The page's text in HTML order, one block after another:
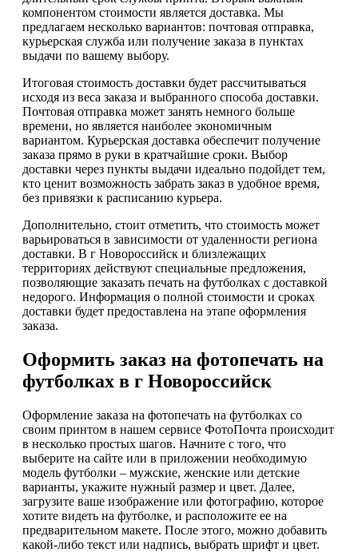
компонентом стоимости является доставка. Мы
предлагаем несколько вариантов: почтовая отправка,
курьерская служба или получение заказа в пунктах
выдачи по вашему выбору.
Итоговая стоимость доставки будет рассчитываться
исходя из веса заказа и выбранного способа доставки.
Почтовая отправка может занять немного больше
времени, но является наиболее экономичным
вариантом. Курьерская доставка обеспечит получение
заказа прямо в руки в кратчайшие сроки. Выбор
доставки через пункты выдачи идеально подойдет тем,
кто ценит возможность забрать заказ в удобное время,
без привязки к расписанию курьера.
Дополнительно, стоит отметить, что стоимость может
варьироваться в зависимости от удаленности региона
доставки. В г Новороссийск и близлежащих
территориях действуют специальные предложения,
позволяющие заказать печать на футболках с доставкой
недорого. Информация о полной стоимости и сроках
доставки будет предоставлена на этапе оформления
заказа.
Оформить заказ на фотопечать на
футболках в г Новороссийск
Оформление заказа на фотопечать на футболках со
своим принтом в нашем сервисе ФотоПочта происходит
в несколько простых шагов. Начните с того, что
выберите на сайте или в приложении необходимую
модель футболки – мужские, женские или детские
варианты, укажите нужный размер и цвет. Далее,
загрузите ваше изображение или фотографию, которое
хотите видеть на футболке, и расположите ее на
предварительном макете. После этого, можно добавить
какой-либо текст или надпись, выбрать шрифт и цвет.